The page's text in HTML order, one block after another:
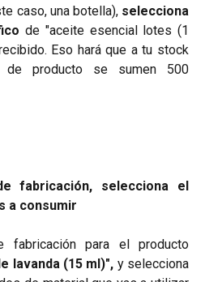
caso, una botella), selecciona
de "aceite esencial lotes (1
Eso hará que a tu stock
producto se sumen 500
fabricación, selecciona el
a consumir
fabricación para el producto
lavanda (15 ml)", y selecciona